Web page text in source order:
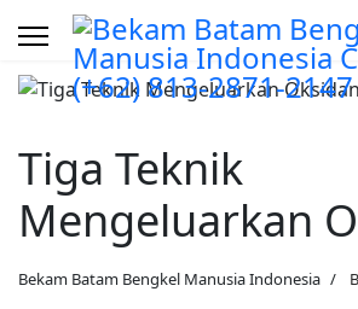
Tiga Teknik
Mengeluarkan
Bekam Batam Bengkel Manusia Indonesia